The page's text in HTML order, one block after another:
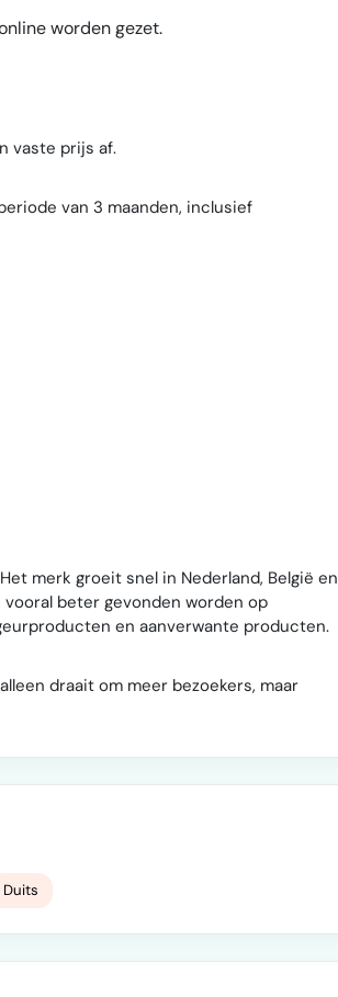
worden gezet.
vaste prijs af.
van 3 maanden, inclusief
merk groeit snel in Nederland, België en
beter gevonden worden op
en aanverwante producten.
draait om meer bezoekers, maar
Duits